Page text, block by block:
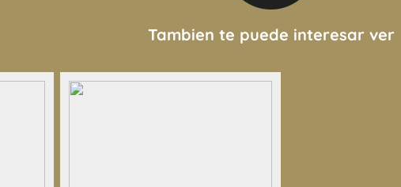
Tambien te puede interesar ver